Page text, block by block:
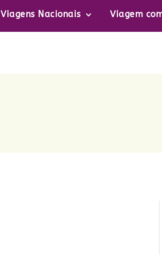
Viagens Nacionais Viagem